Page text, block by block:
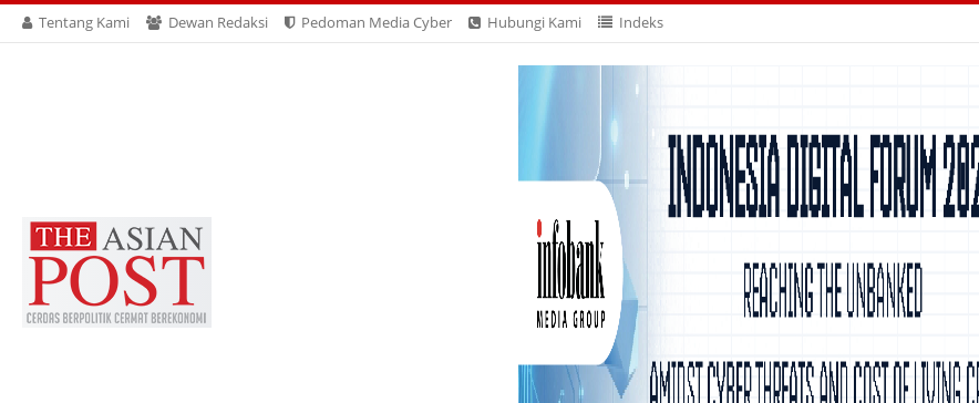
Tentang Kami Dewan Redaksi Pedoman Media Cyber Hubungi Kami Indeks